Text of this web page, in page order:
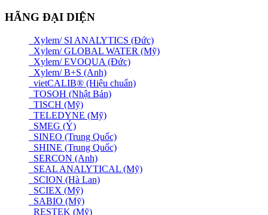
HÃNG ĐẠI DIỆN
Xylem/ SI ANALYTICS (Đức)
Xylem/ GLOBAL WATER (Mỹ)
Xylem/ EVOQUA (Đức)
Xylem/ B+S (Anh)
vietCALIB® (Hiệu chuẩn)
TOSOH (Nhật Bản)
TISCH (Mỹ)
TELEDYNE (Mỹ)
SMEG (Ý)
SINEO (Trung Quốc)
SHINE (Trung Quốc)
SERCON (Anh)
SEAL ANALYTICAL (Mỹ)
SCION (Hà Lan)
SCIEX (Mỹ)
SABIO (Mỹ)
RESTEK (Mỹ)